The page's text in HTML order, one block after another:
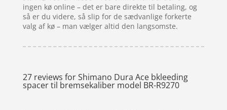
ingen kø online – det er bare direkte til betaling, og
så er du videre, så slip for de sædvanlige forkerte
valg af kø – man vælger altid den langsomste.
27 reviews forShimano Dura Ace bkleeding
spacer til bremsekaliber model BR-R9270